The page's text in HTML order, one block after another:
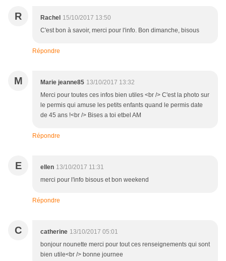
R Rachel 15/10/2017 13:50
C'est bon à savoir, merci pour l'info. Bon dimanche, bisous
Répondre
M Marie jeanne85 13/10/2017 13:32
Merci pour toutes ces infos bien utiles <br /> C'est la photo sur
le permis qui amuse les petits enfants quand le permis date
de 45 ans !<br /> Bises a toi etbel AM
Répondre
E ellen 13/10/2017 11:31
merci pour l'info bisous et bon weekend
Répondre
C catherine 13/10/2017 05:01
bonjour nounette merci pour tout ces renseignements qui sont
bien utile<br /> bonne journee